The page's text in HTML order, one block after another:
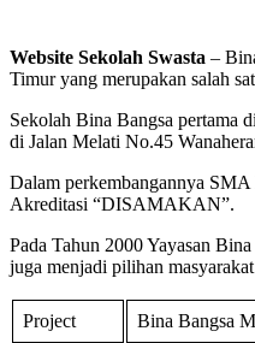
Website Sekolah Swasta –
Timur yang merupakan salah
Sekolah Bina Bangsa pertama
di Jalan Melati No.45
Dalam perkembangannya
Akreditasi “DISAMAKAN”.
Pada Tahun 2000 Yayasan
juga menjadi pilihan
Project Bina Bangsa